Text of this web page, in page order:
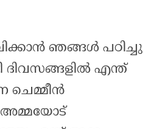
ഞങ്ങൾ പഠിച്ചു
ദിവസങ്ങളിൽ എന്ത്‌
ചെമ്മീൻ
അമ്മയോട്